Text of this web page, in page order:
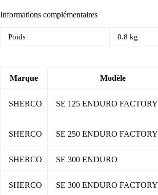
Informations complémentaires
Poids 0.8 kg
Marque Modèle
SHERCO SE 125 ENDURO FACTORY
SHERCO SE 250 ENDURO FACTORY
SHERCO SE 300 ENDURO
SHERCO SE 300 ENDURO FACTORY